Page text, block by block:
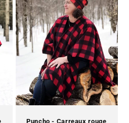
Puncho - Carreaux rouge